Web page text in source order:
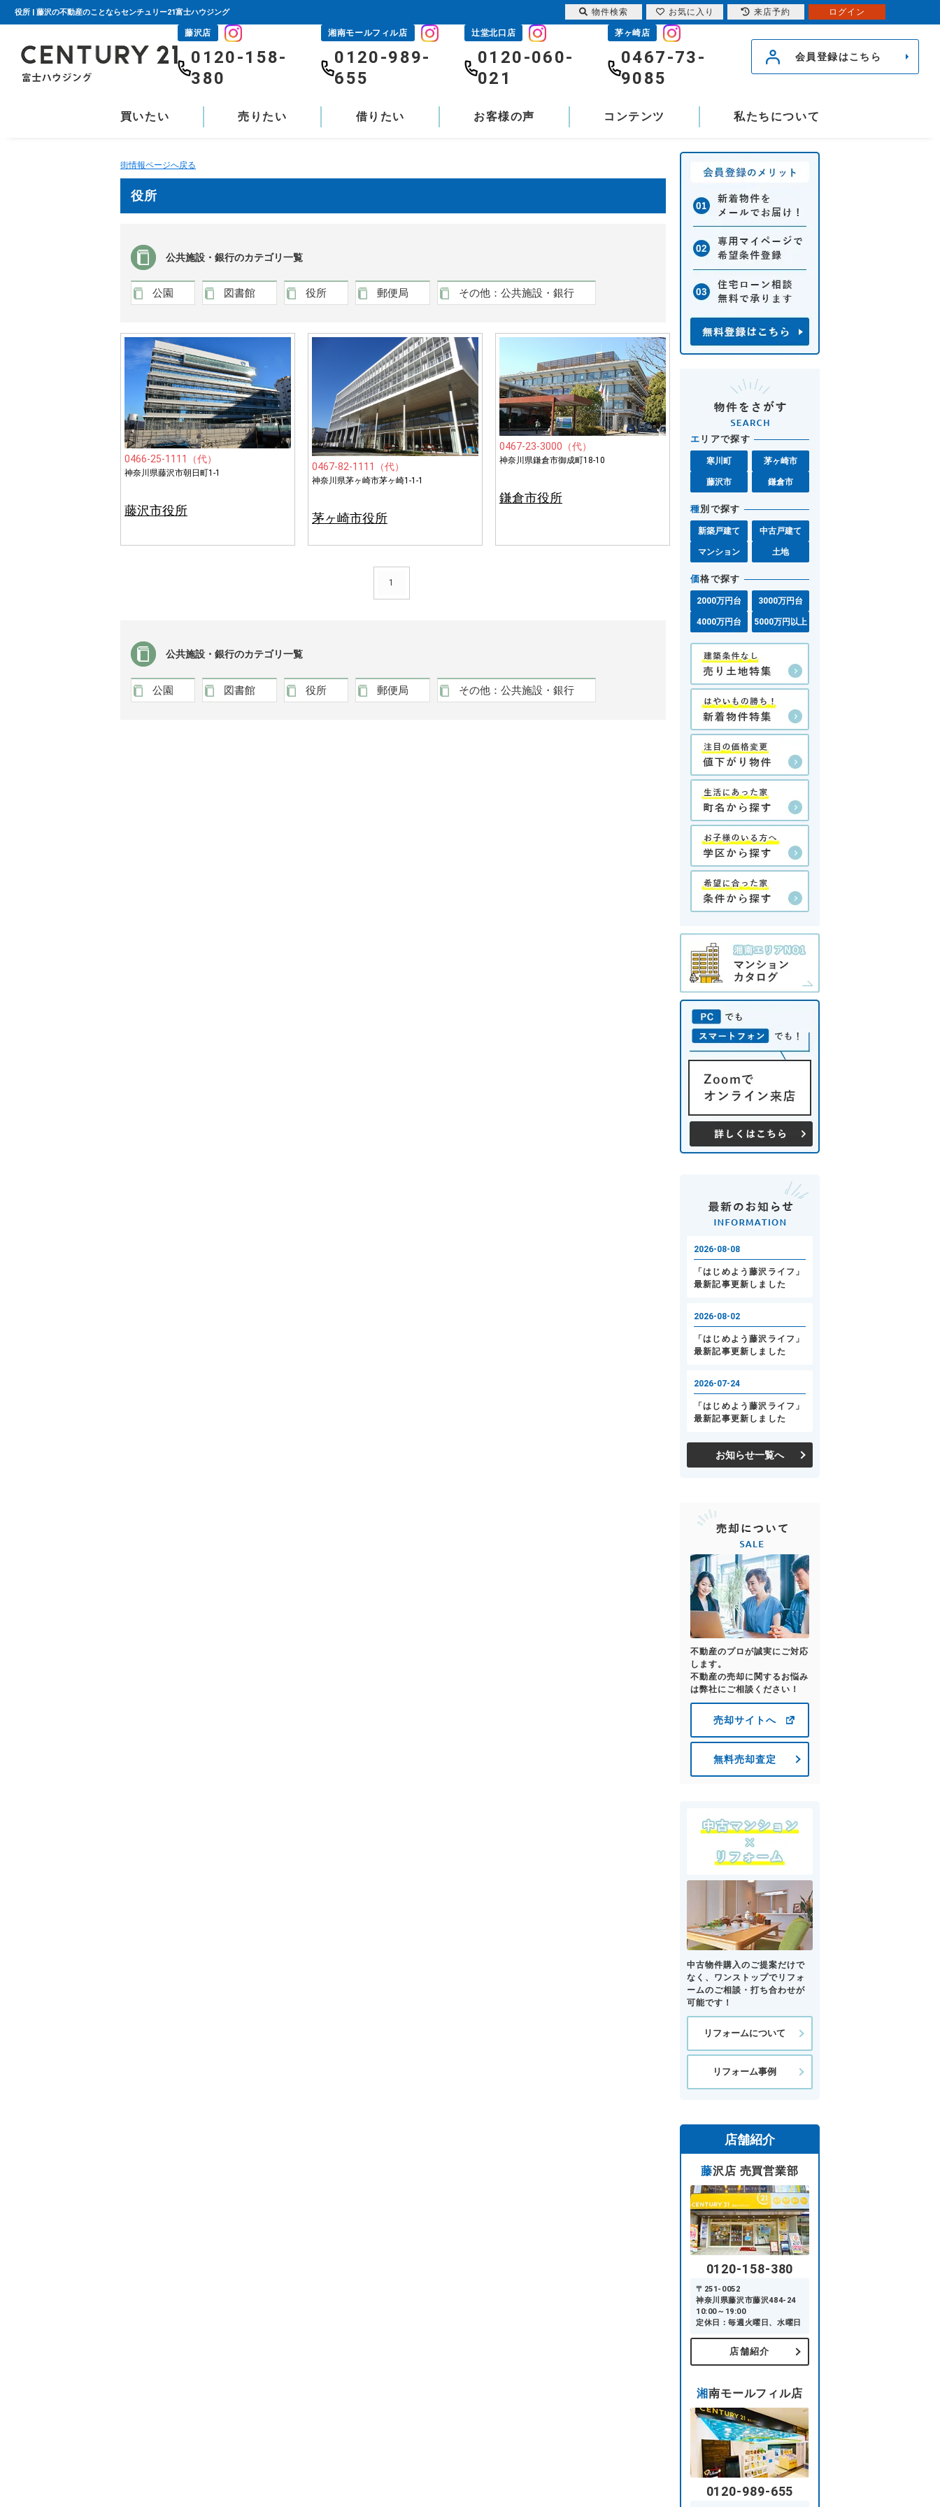
役所 | 藤沢の不動産のことならセンチュリー21富士ハウジング
藤沢店
0120-158-
380
湘南モールフィル店
0120-989-
655
辻堂北口店
0120-060-
021
茅ヶ崎店
0467-73-
9085
会員登録はこちら
買いたい 売りたい 借りたい お客様の声 コンテンツ 私たちについて
街情報ページへ戻る
役所
公共施設・銀行のカテゴリ一覧
公園 図書館 役所 郵便局 その他：公共施設・銀行
0466-25-1111（代）
神奈川県藤沢市朝日町1-1
藤沢市役所
0467-82-1111（代）
神奈川県茅ヶ崎市茅ヶ崎1-1-1
茅ヶ崎市役所
0467-23-3000（代）
神奈川県鎌倉市御成町18-10
鎌倉市役所
1
公共施設・銀行のカテゴリ一覧
公園 図書館 役所 郵便局 その他：公共施設・銀行
エ リアで探す
寒川町 茅ヶ崎市
藤沢市 鎌倉市
種別で探す
新築戸建て 中古戸建て
マンション 土地
価格で探す
2000万円台 3000万円台
4000万円台 5000万円以上
お知らせ一覧へ
不動産のプロが誠実にご対応
します。
不動産の売却に関するお悩み
は弊社にご相談ください！
売却サイトへ
無料売却査定
中古物件購入のご提案だけで
なく、ワンストップでリフォ
ームのご相談・打ち合わせが
可能です！
リフォームについて
リフォーム事例
店舗紹介
藤沢店 売買営業部
0120-158-380
〒251-0052
神奈川県藤沢市藤沢484-24
10:00～19:00
定休日：毎週火曜日、水曜日
店舗紹介
湘南モールフィル店
0120-989-655
物件検索 お気に入り 来店予約 ログイン